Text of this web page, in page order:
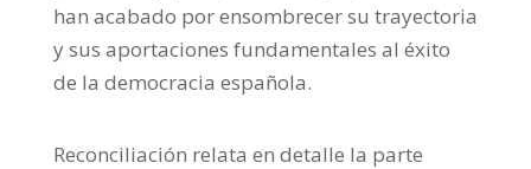
han acabado por ensombrecer su trayectoria
y sus aportaciones fundamentales al éxito
de la democracia española.
Reconciliación relata en detalle la parte